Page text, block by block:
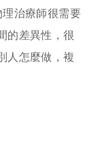
治療師很需要
的差異性，很
人怎麼做，複